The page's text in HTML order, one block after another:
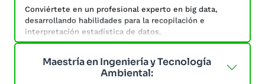
educativo de una nación.
Conviértete en un profesional experto en big data,
desarrollando habilidades para la recopilación e
interpretación estadística de datos.
Esta maestría tiene como objetivo formarte con
incorporación de datos para la toma de decisiones de
una organización, mediante métodos cuantitativos que
Maestría en Ingeniería y Tecnología
Ambiental: